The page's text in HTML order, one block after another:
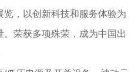
，以创新科技和服务体验为
荣获多项殊荣，成为中国出